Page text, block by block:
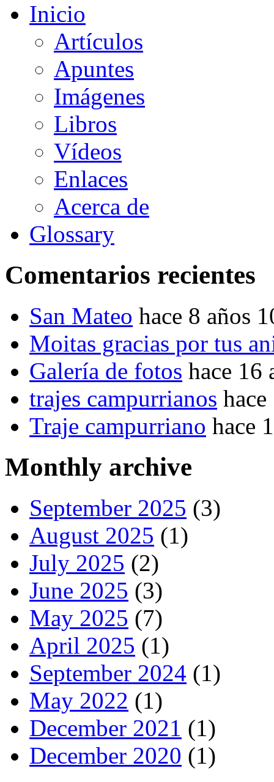
Inicio
Artículos
Apuntes
Imágenes
Libros
Vídeos
Enlaces
Acerca de
Glossary
Comentarios recientes
San Mateo hace 8 años
Moitas gracias por tus
Galería de fotos hace 16
trajes campurrianos
Traje campurriano hace
Monthly archive
September 2025 (3)
August 2025 (1)
July 2025 (2)
June 2025 (3)
May 2025 (7)
April 2025 (1)
September 2024 (1)
May 2022 (1)
December 2021 (1)
December 2020 (1)